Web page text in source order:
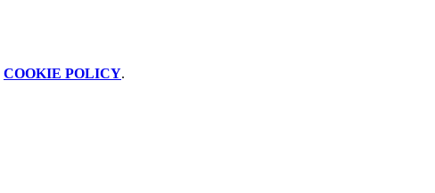
COOKIE POLICY.